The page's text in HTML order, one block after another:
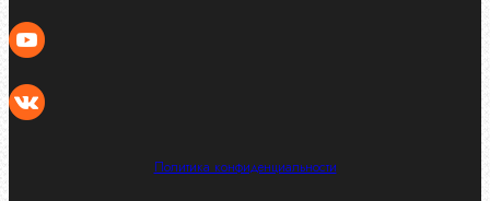
Политика конфиденциальности